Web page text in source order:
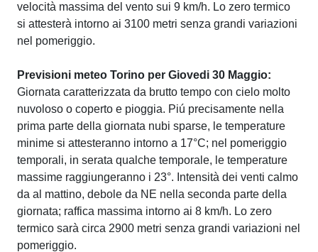
velocità massima del vento sui 9 km/h. Lo zero termico
si attesterà intorno ai 3100 metri senza grandi variazioni
nel pomeriggio.
Previsioni meteo Torino per Giovedi 30 Maggio:
Giornata caratterizzata da brutto tempo con cielo molto
nuvoloso o coperto e pioggia. Piú precisamente nella
prima parte della giornata nubi sparse, le temperature
minime si attesteranno intorno a 17°C; nel pomeriggio
temporali, in serata qualche temporale, le temperature
massime raggiungeranno i 23°. Intensità dei venti calmo
da al mattino, debole da NE nella seconda parte della
giornata; raffica massima intorno ai 8 km/h. Lo zero
termico sarà circa 2900 metri senza grandi variazioni nel
pomeriggio.